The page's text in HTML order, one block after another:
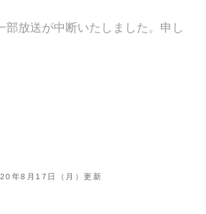
放送が中断いたしました。申し
年8月17日（月）更新